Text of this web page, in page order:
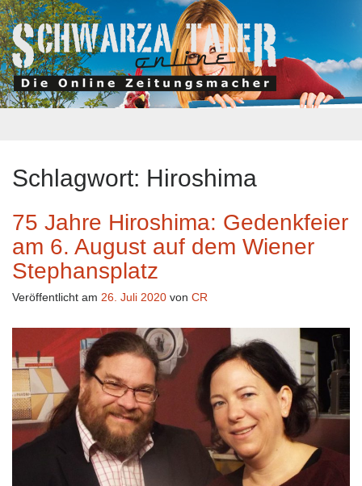
Schlagwort: Hiroshima
75 Jahre Hiroshima: Gedenkfeier
am 6. August auf dem Wiener
Stephansplatz
Veröffentlicht am 26. Juli 2020 von CR